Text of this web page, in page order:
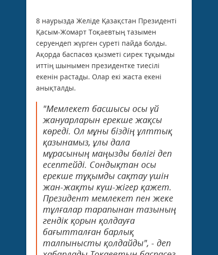
8 наурызда Желіде Қазақстан Президенті
Қасым-Жомарт Тоқаевтың тазымен
серуендеп жүрген суреті пайда болды.
Ақорда баспасөз қызметі сирек тұқымды
иттің шынымен президентке тиесілі
екенін растады. Олар екі жаста екені
анықталды.
"Мемлекет басшысы осы үй
жануарларын ерекше жақсы
көреді. Ол мұны біздің ұлттық
қазынамыз, ұлы дала
мұрасының маңызды бөлігі деп
есептейді. Сондықтан осы
ерекше тұқымды сақтау үшін
жан-жақты күш-жігер қажет.
Президент мемлекет пен жеке
тұлғалар тарапынан тазының
гендік қорын қолдауға
бағытталған барлық
талпынысты қолдайды", - деп